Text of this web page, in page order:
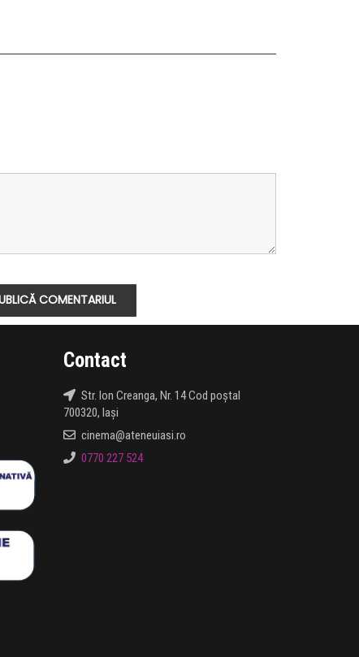
Contact
Str. Ion Creanga, Nr. 14 Cod poștal
700320, Iași
cinema@ateneuiasi.ro
0770 227 524